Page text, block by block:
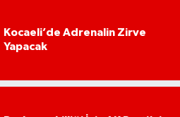
Kocaeli’de Adrenalin Zirve
Yapacak